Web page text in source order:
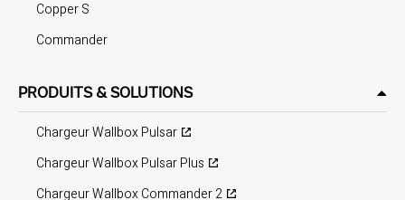
Copper S
Commander
PRODUITS & SOLUTIONS
Chargeur Wallbox Pulsar
Chargeur Wallbox Pulsar Plus
Chargeur Wallbox Commander 2